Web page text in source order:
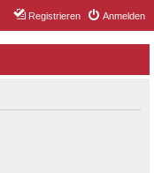
Anmelden
Registrieren